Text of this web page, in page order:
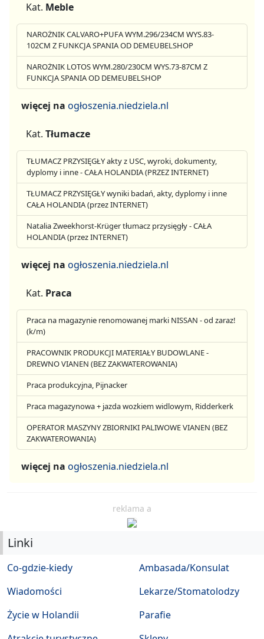
Kat. Meble
NAROŻNIK CALVARO+PUFA WYM.296/234CM WYS.83-
102CM Z FUNKCJA SPANIA OD DEMEUBELSHOP
NAROŻNIK LOTOS WYM.280/230CM WYS.73-87CM Z
FUNKCJA SPANIA OD DEMEUBELSHOP
więcej na ogłoszenia.niedziela.nl
Kat. Tłumacze
TŁUMACZ PRZYSIĘGŁY akty z USC, wyroki, dokumenty,
dyplomy i inne - CAŁA HOLANDIA (PRZEZ INTERNET)
TŁUMACZ PRZYSIĘGŁY wyniki badań, akty, dyplomy i inne
CAŁA HOLANDIA (przez INTERNET)
Natalia Zweekhorst-Krüger tłumacz przysięgły - CAŁA
HOLANDIA (przez INTERNET)
więcej na ogłoszenia.niedziela.nl
Kat. Praca
Praca na magazynie renomowanej marki NISSAN - od zaraz!
(k/m)
PRACOWNIK PRODUKCJI MATERIAŁY BUDOWLANE -
DREWNO VIANEN (BEZ ZAKWATEROWANIA)
Praca produkcyjna, Pijnacker
Praca magazynowa + jazda wozkiem widlowym, Ridderkerk
OPERATOR MASZYNY ZBIORNIKI PALIWOWE VIANEN (BEZ
ZAKWATEROWANIA)
więcej na ogłoszenia.niedziela.nl
reklama a
Linki
Co-gdzie-kiedy
Wiadomości
Życie w Holandii
Ambasada/Konsulat
Lekarze/Stomatolodzy
Parafie